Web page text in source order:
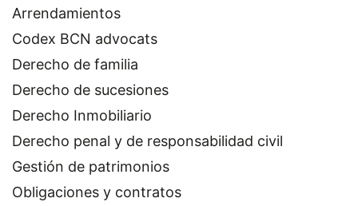
Arrendamientos
Codex BCN advocats
Derecho de familia
Derecho de sucesiones
Derecho Inmobiliario
Derecho penal y de responsabilidad civil
Gestión de patrimonios
Obligaciones y contratos